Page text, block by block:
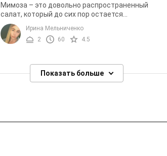
Мимоза – это довольно распространенный
салат, который до сих пор остается
неотъемлемым атрибутом многих
праздничных столов. Традиционно он
состоит из ...
Ирина Мельниченко
2
60 4.5
Показать больше